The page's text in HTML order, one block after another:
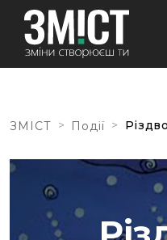
ЗМІСТ > Події >